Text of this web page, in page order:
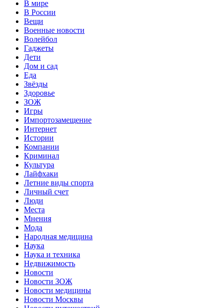
В мире
В России
Вещи
Военные новости
Волейбол
Гаджеты
Дети
Дом и сад
Еда
Звёзды
Здоровье
ЗОЖ
Игры
Импортозамещение
Интернет
Истории
Компании
Криминал
Культура
Лайфхаки
Летние виды спорта
Личный счет
Люди
Места
Мнения
Мода
Народная медицина
Наука
Наука и техника
Недвижимость
Новости
Новости ЗОЖ
Новости медицины
Новости Москвы